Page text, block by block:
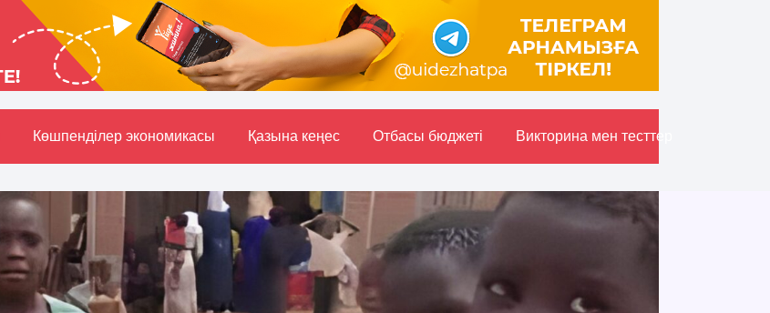
Көшпенділер экономикасы Қазына кеңес Отбасы бюджетi Викторина мен тесттер